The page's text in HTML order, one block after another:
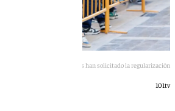
En Andalucía miles de personas han solicitado la regularización
101tv